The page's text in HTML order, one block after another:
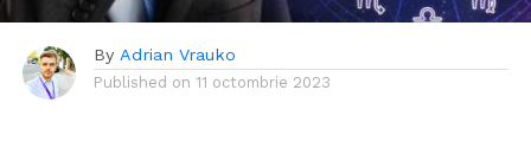
By Adrian Vrauko
Published on 11 octombrie 2023